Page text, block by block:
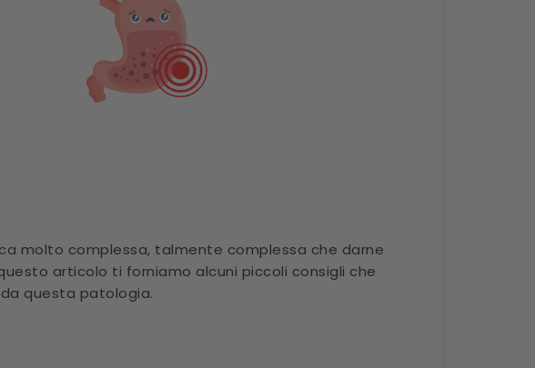
molto complessa, talmente complessa che darne
articolo ti forniamo alcuni piccoli consigli che
questa patologia.